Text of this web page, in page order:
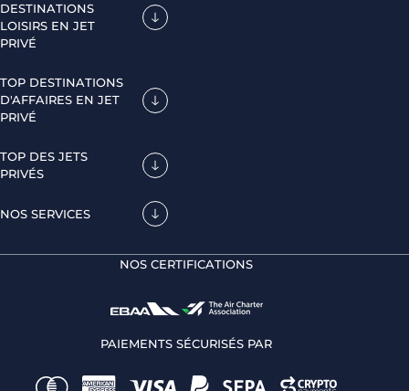
DESTINATIONS
LOISIRS EN JET
PRIVÉ
TOP DESTINATIONS
D'AFFAIRES EN JET
PRIVÉ
TOP DES JETS
PRIVÉS
NOS SERVICES
NOS CERTIFICATIONS
PAIEMENTS SÉCURISÉS PAR